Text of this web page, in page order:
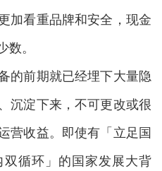
加看重品牌和安全，现金
。
前期就已经埋下大量隐
沉淀下来，不可更改或很
营收益。即使有「立足国
循环」的国家发展大背